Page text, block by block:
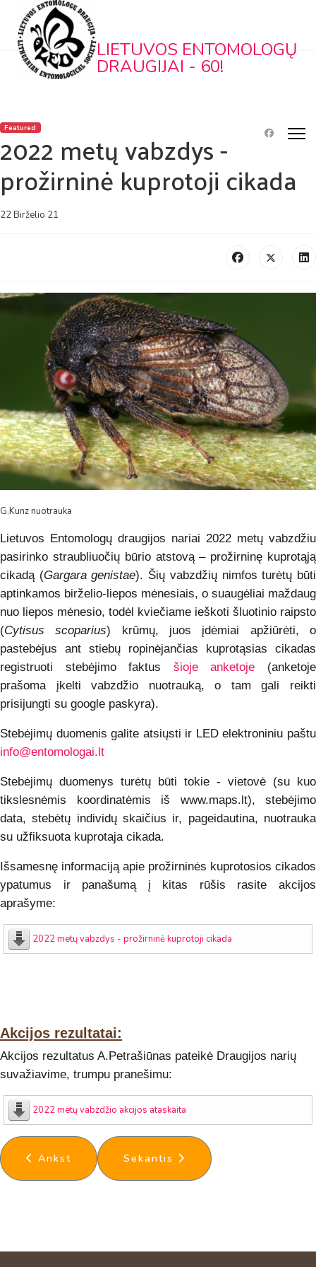
LIETUVOS ENTOMOLOGŲ
DRAUGIJAI - 60!
Featured
2022 metų vabzdys -
prožirninė kuprotoji cikada
22 Birželio 21
G.Kunz nuotrauka
Lietuvos Entomologų draugijos nariai 2022 metų vabzdžiu
pasirinko straubliuočių būrio atstovą – prožirninę kuprotąją
cikadą (Gargara genistae). Šių vabzdžių nimfos turėtų būti
aptinkamos birželio-liepos mėnesiais, o suaugėliai maždaug
nuo liepos mėnesio, todėl kviečiame ieškoti šluotinio raipsto
(Cytisus scoparius) krūmų, juos įdėmiai apžiūrėti, o
pastebėjus ant stiebų ropinėjančias kuprotąsias cikadas
registruoti stebėjimo faktus šioje anketoje (anketoje
prašoma įkelti vabzdžio nuotrauką, o tam gali reikti
prisijungti su google paskyra).
Stebėjimų duomenis galite atsiųsti ir LED elektroniniu paštu
info@entomologai.lt
Stebėjimų duomenys turėtų būti tokie - vietovė (su kuo
tikslesnėmis koordinatėmis iš www.maps.lt), stebėjimo
data, stebėtų individų skaičius ir, pageidautina, nuotrauka
su užfiksuota kuprotaja cikada.
Išsamesnę informaciją apie prožirninės kuprotosios cikados
ypatumus ir panašumą į kitas rūšis rasite akcijos
aprašyme:
2022 metų vabzdys - prožirninė kuprotoji cikada
Akcijos rezultatai:
Akcijos rezultatus A.Petrašiūnas pateikė Draugijos narių
suvažiavime, trumpu pranešimu:
2022 metų vabzdžio akcijos ataskaita
Ankstesnis straipsnis: Visuotinis LED narių
Ankst Kitas straipsnis: Visuotinis LED
Sekantis